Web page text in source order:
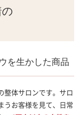
を生かした商品
整体サロンです。サロ
うお客様を見て、日常